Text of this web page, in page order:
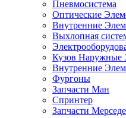
Пневмосистема
Оптические
Внутренние
Выхлопная
Кузов Наружные
Внутренние
Фургоны
Запчасти Ман
Спринтер
Запчасти